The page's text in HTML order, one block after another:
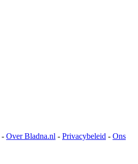
- Over Bladna.nl - Privacybeleid - Ons